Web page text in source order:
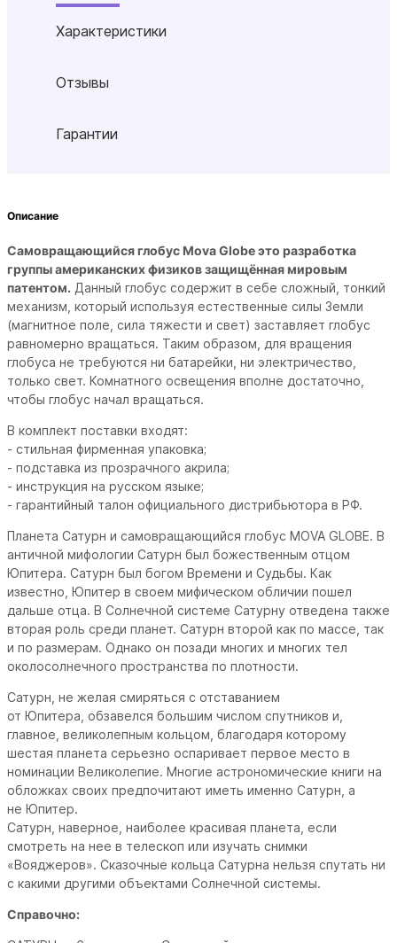
Характеристики
Отзывы
Гарантии
Описание
Самовращающийся глобус Mova Globe это разработка
группы американских физиков защищённая мировым
патентом. Данный глобус содержит в себе сложный, тонкий
механизм, который используя естественные силы Земли
(магнитное поле, сила тяжести и свет) заставляет глобус
равномерно вращаться. Таким образом, для вращения
глобуса не требуются ни батарейки, ни электричество,
только свет. Комнатного освещения вполне достаточно,
чтобы глобус начал вращаться.
В комплект поставки входят:
- стильная фирменная упаковка;
- подставка из прозрачного акрила;
- инструкция на русском языке;
- гарантийный талон официального дистрибьютора в РФ.
Планета Сатурн и самовращающийся глобус MOVA GLOBE. В
античной мифологии Сатурн был божественным отцом
Юпитера. Сатурн был богом Времени и Судьбы. Как
известно, Юпитер в своем мифическом обличии пошел
дальше отца. В Солнечной системе Сатурну отведена также
вторая роль среди планет. Сатурн второй как по массе, так
и по размерам. Однако он позади многих и многих тел
околосолнечного пространства по плотности.
Сатурн, не желая смиряться с отставанием
от Юпитера, обзавелся большим числом спутников и,
главное, великолепным кольцом, благодаря которому
шестая планета серьезно оспаривает первое место в
номинации Великолепие. Многие астрономические книги на
обложках своих предпочитают иметь именно Сатурн, а
не Юпитер.
Сатурн, наверное, наиболее красивая планета, если
смотреть на нее в телескоп или изучать снимки
«Вояджеров». Сказочные кольца Сатурна нельзя спутать ни
с какими другими объектами Солнечной системы.
Cправочно: